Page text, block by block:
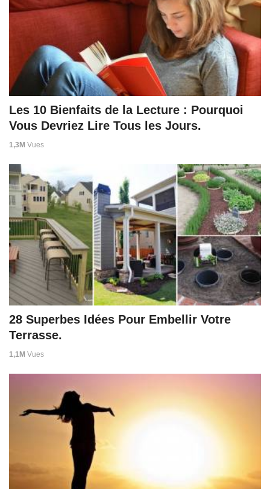
Les 10 Bienfaits de la Lecture : Pourquoi
Vous Devriez Lire Tous les Jours.
1,3M Vues
28 Superbes Idées Pour Embellir Votre
Terrasse.
1,1M Vues